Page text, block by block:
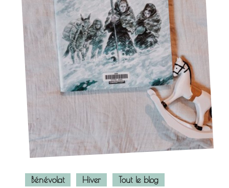
Bénévolat Hiver Tout le blog